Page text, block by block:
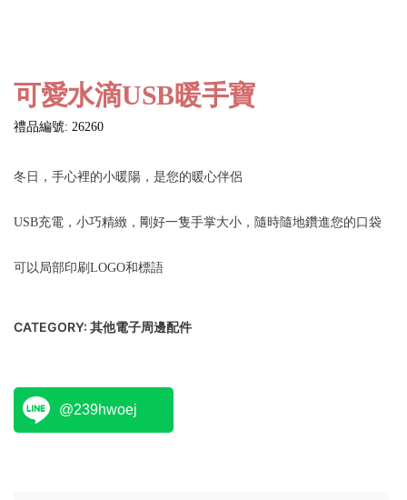
可愛水滴USB暖手寶
禮品編號: 26260
冬日，手心裡的小暖陽，是您的暖心伴侶
USB充電，小巧精緻，剛好一隻手掌大小，隨時隨地鑽進您的口袋
可以局部印刷LOGO和標語
CATEGORY: 其他電子周邊配件
@239hwoej